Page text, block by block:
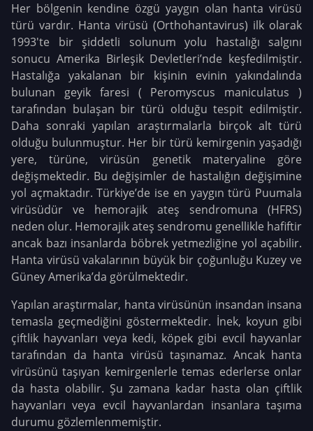
Her bölgenin kendine özgü yaygın olan hanta virüsü
türü vardır. Hanta virüsü (Orthohantavirus) ilk olarak
1993'te bir şiddetli solunum yolu hastalığı salgını
sonucu Amerika Birleşik Devletleri’nde keşfedilmiştir.
Hastalığa yakalanan bir kişinin evinin yakındalında
bulunan geyik faresi ( Peromyscus maniculatus )
tarafından bulaşan bir türü olduğu tespit edilmiştir.
Daha sonraki yapılan araştırmalarla birçok alt türü
olduğu bulunmuştur. Her bir türü kemirgenin yaşadığı
yere, türüne, virüsün genetik materyaline göre
değişmektedir. Bu değişimler de hastalığın değişimine
yol açmaktadır. Türkiye’de ise en yaygın türü Puumala
virüsüdür ve hemorajik ateş sendromuna (HFRS)
neden olur. Hemorajik ateş sendromu genellikle hafiftir
ancak bazı insanlarda böbrek yetmezliğine yol açabilir.
Hanta virüsü vakalarının büyük bir çoğunluğu Kuzey ve
Güney Amerika’da görülmektedir.
Yapılan araştırmalar, hanta virüsünün insandan insana
temasla geçmediğini göstermektedir. İnek, koyun gibi
çiftlik hayvanları veya kedi, köpek gibi evcil hayvanlar
tarafından da hanta virüsü taşınamaz. Ancak hanta
virüsünü taşıyan kemirgenlerle temas ederlerse onlar
da hasta olabilir. Şu zamana kadar hasta olan çiftlik
hayvanları veya evcil hayvanlardan insanlara taşıma
durumu gözlemlenmemiştir.